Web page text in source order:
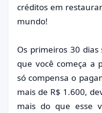
créditos em
mundo!
Os primeiros 30
que você começa a
só compensa o
mais de R$ 1.600,
mais do que esse